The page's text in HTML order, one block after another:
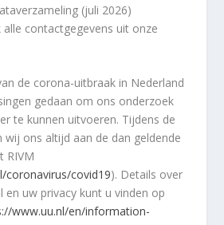
(juli 2026)
contactgegevens uit onze
de corona-uitbraak in Nederland
gedaan om ons onderzoek
te kunnen uitvoeren. Tijdens de
ons altijd aan de dan geldende
RIVM
coronavirus/covid19). Details over
uw privacy kunt u vinden op
www.uu.nl/en/information-